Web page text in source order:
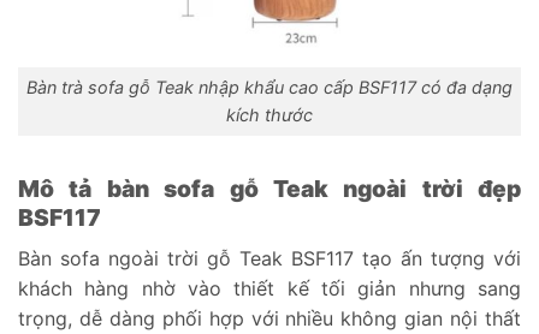
Bàn trà sofa gỗ Teak nhập khẩu cao cấp BSF117 có đa dạng
kích thước
Mô tả bàn sofa gỗ Teak ngoài trời đẹp
BSF117
Bàn sofa ngoài trời gỗ Teak BSF117 tạo ấn tượng với
khách hàng nhờ vào thiết kế tối giản nhưng sang
trọng, dễ dàng phối hợp với nhiều không gian nội thất